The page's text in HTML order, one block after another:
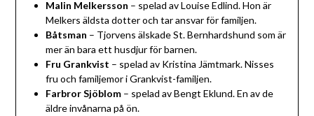
Malin Melkersson – spelad av Louise Edlind. Hon är
Melkers äldsta dotter och tar ansvar för familjen.
Båtsman – Tjorvens älskade St. Bernhardshund som är
mer än bara ett husdjur för barnen.
Fru Grankvist – spelad av Kristina Jämtmark. Nisses
fru och familjemor i Grankvist-familjen.
Farbror Sjöblom– spelad av Bengt Eklund. En av de
äldre invånarna på ön.